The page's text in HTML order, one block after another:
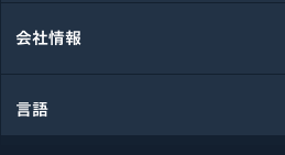
会社情報
言語